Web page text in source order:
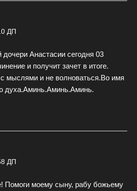
ДП
Анастасии сегодня 03
и получит зачет в итоге.
мыслями и не волноваться.Во имя
духа.Аминь.Аминь.Аминь.
ДП
Помоги моему сыну, рабу божьему